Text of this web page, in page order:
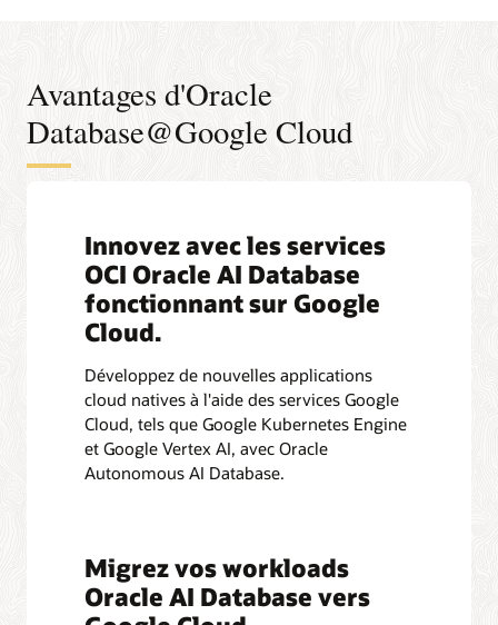
Avantages d'Oracle
Database@Google Cloud
Innovez avec les services
OCI Oracle AI Database
fonctionnant sur Google
Cloud.
Développez de nouvelles applications
cloud natives à l'aide des services Google
Cloud, tels que Google Kubernetes Engine
et Google Vertex AI, avec Oracle
Autonomous AI Database.
Migrez vos workloads
Oracle AI Database vers